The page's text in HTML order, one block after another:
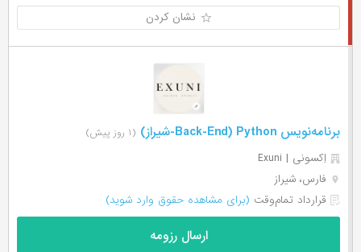
نشان کردن
برنامه‌نویس Back-End) Python-شیراز) (۱ روز پیش)
اِکسونی | Exuni
فارس، شیراز
قرارداد تمام‌وقت (برای مشاهده حقوق وارد شوید)
ارسال رزومه